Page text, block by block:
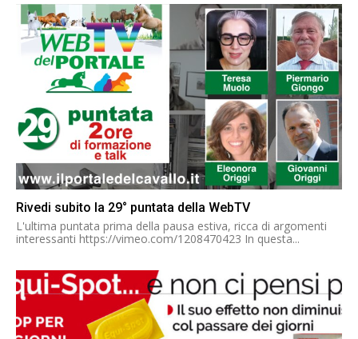
Rivedi subito la 29° puntata della WebTV
L'ultima puntata prima della pausa estiva, ricca di argomenti
interessanti https://vimeo.com/1208470423 In questa...